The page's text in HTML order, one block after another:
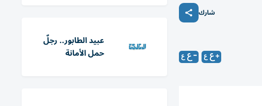
شارك
عبيد الطابور.. رجلٌ
حمل الأمانة